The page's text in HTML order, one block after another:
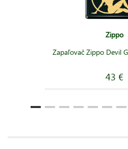
Zippo
Zapaľovač Zippo Devil
43 €